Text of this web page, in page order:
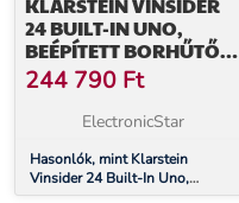
KLARSTEIN VINSIDER
24 BUILT-IN UNO,
BEÉPÍTETT BORHŰTŐ,
24 PALACK, 1 ZÓNA,
ROZSDAMENTES ACÉL
244 790 Ft
ElectronicStar
Hasonlók, mint Klarstein
Vinsider 24 Built-In Uno,
beépített borhűtő, 24 palack, 1